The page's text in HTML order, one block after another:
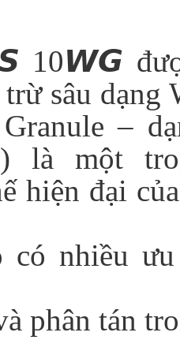
sâu dạng
–
là một
hiện đại
có nhiều
phân tán